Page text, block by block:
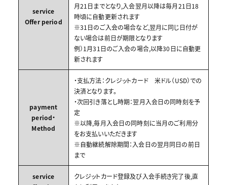
service
Offer period
月21日までとなり,入会翌月以降は毎月21日18
時頃に自動更新されます
※31日のご入会の場合など,翌月に同じ日付が
ない場合は前日が期限となります
例）1月31日のご入会の場合,以降30日に自動更
新されます
payment
period・
Method
・支払方法：クレジットカード 米ドル（USD）での
決済となります。
・次回引き落とし時期：翌月入会日の同時刻を予
定
※以降,毎月入会日の同時刻に当月のご利用分
をお支払いいただきます
※自動継続解除期間：入会日の翌月同日の前日
まで
service
クレジットカード登録及び入会手続き完了後,直